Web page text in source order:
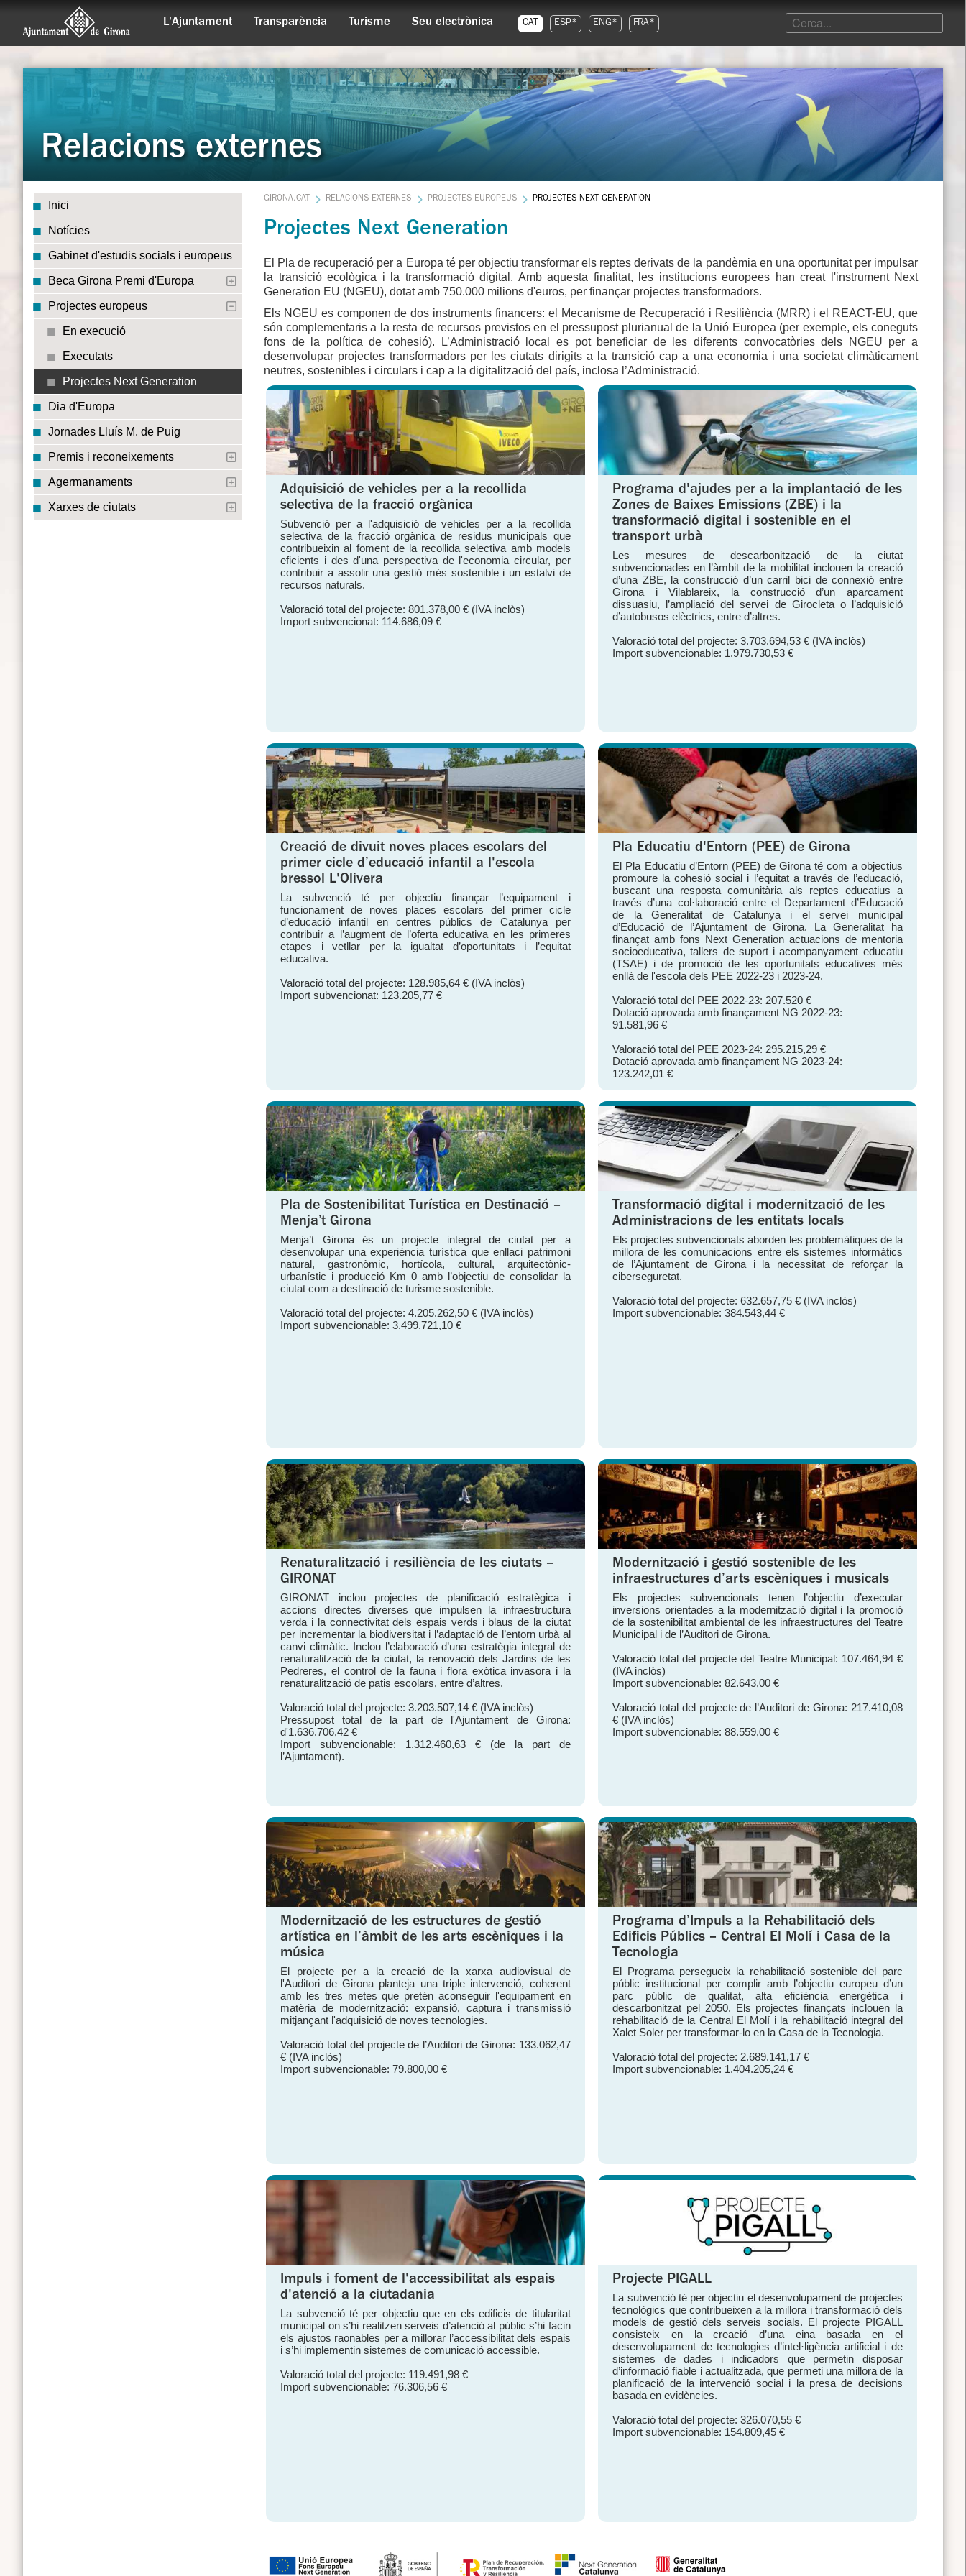
L'Ajuntament Transparència Turisme Seu electrònica CAT ESP* ENG* FRA*
Relacions externes
Inici
Notícies
Gabinet d'estudis socials i europeus
Beca Girona Premi d'Europa
Projectes europeus
En execució
Executats
Projectes Next Generation
Dia d'Europa
Jornades Lluís M. de Puig
Premis i reconeixements
Agermanaments
Xarxes de ciutats
GIRONA.CAT RELACIONS EXTERNES PROJECTES EUROPEUS PROJECTES NEXT GENERATION
Projectes Next Generation
El Pla de recuperació per a Europa té per objectiu transformar els reptes derivats de la pandèmia en una oportunitat per impulsar
la transició ecològica i la transformació digital. Amb aquesta finalitat, les institucions europees han creat l'instrument Next
Generation EU (NGEU), dotat amb 750.000 milions d'euros, per finançar projectes transformadors.
Els NGEU es componen de dos instruments financers: el Mecanisme de Recuperació i Resiliència (MRR) i el REACT-EU, que
són complementaris a la resta de recursos previstos en el pressupost plurianual de la Unió Europea (per exemple, els coneguts
fons de la política de cohesió). L’Administració local es pot beneficiar de les diferents convocatòries dels NGEU per a
desenvolupar projectes transformadors per les ciutats dirigits a la transició cap a una economia i una societat climàticament
neutres, sostenibles i circulars i cap a la digitalització del país, inclosa l’Administració.
Adquisició de vehicles per a la recollida
selectiva de la fracció orgànica
Subvenció per a l'adquisició de vehicles per a la recollida
selectiva de la fracció orgànica de residus municipals que
contribueixin al foment de la recollida selectiva amb models
eficients i des d'una perspectiva de l'economia circular, per
contribuir a assolir una gestió més sostenible i un estalvi de
recursos naturals.
Valoració total del projecte: 801.378,00 € (IVA inclòs)
Import subvencionat: 114.686,09 €
Programa d'ajudes per a la implantació de les
Zones de Baixes Emissions (ZBE) i la
transformació digital i sostenible en el
transport urbà
Les mesures de descarbonització de la ciutat
subvencionades en l’àmbit de la mobilitat inclouen la creació
d’una ZBE, la construcció d’un carril bici de connexió entre
Girona i Vilablareix, la construcció d’un aparcament
dissuasiu, l’ampliació del servei de Girocleta o l’adquisició
d’autobusos elèctrics, entre d’altres.
Valoració total del projecte: 3.703.694,53 € (IVA inclòs)
Import subvencionable: 1.979.730,53 €
Creació de divuit noves places escolars del
primer cicle d’educació infantil a l'escola
bressol L'Olivera
La subvenció té per objectiu finançar l’equipament i
funcionament de noves places escolars del primer cicle
d’educació infantil en centres públics de Catalunya per
contribuir a l’augment de l’oferta educativa en les primeres
etapes i vetllar per la igualtat d’oportunitats i l’equitat
educativa.
Valoració total del projecte: 128.985,64 € (IVA inclòs)
Import subvencionat: 123.205,77 €
Pla Educatiu d'Entorn (PEE) de Girona
El Pla Educatiu d’Entorn (PEE) de Girona té com a objectius
promoure la cohesió social i l’equitat a través de l’educació,
buscant una resposta comunitària als reptes educatius a
través d’una col·laboració entre el Departament d’Educació
de la Generalitat de Catalunya i el servei municipal
d’Educació de l’Ajuntament de Girona. La Generalitat ha
finançat amb fons Next Generation actuacions de mentoria
socioeducativa, tallers de suport i acompanyament educatiu
(TSAE) i de promoció de les oportunitats educatives més
enllà de l'escola dels PEE 2022-23 i 2023-24.
Valoració total del PEE 2022-23: 207.520 €
Dotació aprovada amb finançament NG 2022-23:
91.581,96 €
Valoració total del PEE 2023-24: 295.215,29 €
Dotació aprovada amb finançament NG 2023-24:
123.242,01 €
Pla de Sostenibilitat Turística en Destinació –
Menja’t Girona
Menja’t Girona és un projecte integral de ciutat per a
desenvolupar una experiència turística que enllaci patrimoni
natural, gastronòmic, hortícola, cultural, arquitectònic-
urbanístic i producció Km 0 amb l’objectiu de consolidar la
ciutat com a destinació de turisme sostenible.
Valoració total del projecte: 4.205.262,50 € (IVA inclòs)
Import subvencionable: 3.499.721,10 €
Transformació digital i modernització de les
Administracions de les entitats locals
Els projectes subvencionats aborden les problemàtiques de la
millora de les comunicacions entre els sistemes informàtics
de l’Ajuntament de Girona i la necessitat de reforçar la
ciberseguretat.
Valoració total del projecte: 632.657,75 € (IVA inclòs)
Import subvencionable: 384.543,44 €
Renaturalització i resiliència de les ciutats –
GIRONAT
GIRONAT inclou projectes de planificació estratègica i
accions directes diverses que impulsen la infraestructura
verda i la connectivitat dels espais verds i blaus de la ciutat
per incrementar la biodiversitat i l’adaptació de l’entorn urbà al
canvi climàtic. Inclou l’elaboració d’una estratègia integral de
renaturalització de la ciutat, la renovació dels Jardins de les
Pedreres, el control de la fauna i flora exòtica invasora i la
renaturalització de patis escolars, entre d’altres.
Valoració total del projecte: 3.203.507,14 € (IVA inclòs)
Pressupost total de la part de l'Ajuntament de Girona:
d'1.636.706,42 €
Import subvencionable: 1.312.460,63 € (de la part de
l’Ajuntament).
Modernització i gestió sostenible de les
infraestructures d’arts escèniques i musicals
Els projectes subvencionats tenen l’objectiu d’executar
inversions orientades a la modernització digital i la promoció
de la sostenibilitat ambiental de les infraestructures del Teatre
Municipal i de l’Auditori de Girona.
Valoració total del projecte del Teatre Municipal: 107.464,94 €
(IVA inclòs)
Import subvencionable: 82.643,00 €
Valoració total del projecte de l’Auditori de Girona: 217.410,08
€ (IVA inclòs)
Import subvencionable: 88.559,00 €
Modernització de les estructures de gestió
artística en l’àmbit de les arts escèniques i la
música
El projecte per a la creació de la xarxa audiovisual de
l'Auditori de Girona planteja una triple intervenció, coherent
amb les tres metes que pretén aconseguir l'equipament en
matèria de modernització: expansió, captura i transmissió
mitjançant l'adquisició de noves tecnologies.
Valoració total del projecte de l’Auditori de Girona: 133.062,47
€ (IVA inclòs)
Import subvencionable: 79.800,00 €
Programa d’Impuls a la Rehabilitació dels
Edificis Públics – Central El Molí i Casa de la
Tecnologia
El Programa persegueix la rehabilitació sostenible del parc
públic institucional per complir amb l’objectiu europeu d’un
parc públic de qualitat, alta eficiència energètica i
descarbonitzat pel 2050. Els projectes finançats inclouen la
rehabilitació de la Central El Molí i la rehabilitació integral del
Xalet Soler per transformar-lo en la Casa de la Tecnologia.
Valoració total del projecte: 2.689.141,17 €
Import subvencionable: 1.404.205,24 €
Impuls i foment de l'accessibilitat als espais
d'atenció a la ciutadania
La subvenció té per objectiu que en els edificis de titularitat
municipal on s’hi realitzen serveis d’atenció al públic s’hi facin
els ajustos raonables per a millorar l’accessibilitat dels espais
i s’hi implementin sistemes de comunicació accessible.
Valoració total del projecte: 119.491,98 €
Import subvencionable: 76.306,56 €
Projecte PIGALL
La subvenció té per objectiu el desenvolupament de projectes
tecnològics que contribueixen a la millora i transformació dels
models de gestió dels serveis socials. El projecte PIGALL
consisteix en la creació d’una eina basada en el
desenvolupament de tecnologies d’intel·ligència artificial i de
sistemes de dades i indicadors que permetin disposar
d’informació fiable i actualitzada, que permeti una millora de la
planificació de la intervenció social i la presa de decisions
basada en evidències.
Valoració total del projecte: 326.070,55 €
Import subvencionable: 154.809,45 €